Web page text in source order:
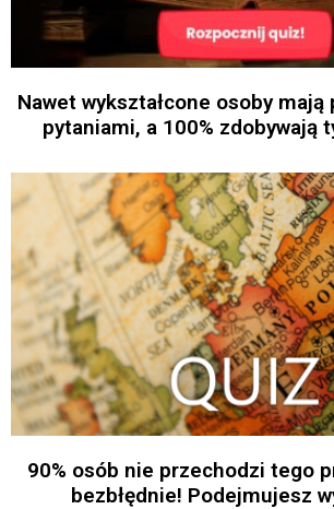
Nawet wykształcone osoby
pytaniami, a 100% zdobywają
90% osób nie przechodzi tego
bezbłędnie! Podejmujesz